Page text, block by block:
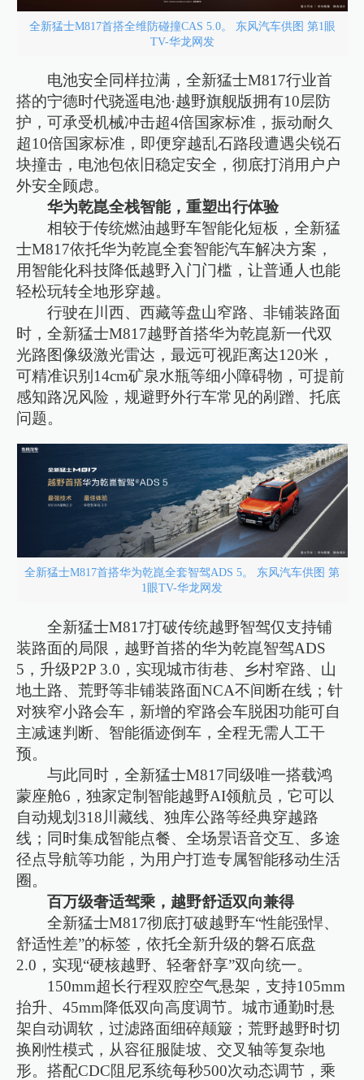
全新猛士M817首搭全维防碰撞CAS 5.0。 东风汽车供图 第1眼
TV-华龙网发
电池安全同样拉满，全新猛士M817行业首
搭的宁德时代骁遥电池·越野旗舰版拥有10层防
护，可承受机械冲击超4倍国家标准，振动耐久
超10倍国家标准，即便穿越乱石路段遭遇尖锐石
块撞击，电池包依旧稳定安全，彻底打消用户户
外安全顾虑。
华为乾崑全栈智能，重塑出行体验
相较于传统燃油越野车智能化短板，全新猛
士M817依托华为乾崑全套智能汽车解决方案，
用智能化科技降低越野入门门槛，让普通人也能
轻松玩转全地形穿越。
行驶在川西、西藏等盘山窄路、非铺装路面
时，全新猛士M817越野首搭华为乾崑新一代双
光路图像级激光雷达，最远可视距离达120米，
可精准识别14cm矿泉水瓶等细小障碍物，可提前
感知路况风险，规避野外行车常见的剐蹭、托底
问题。
全新猛士M817首搭华为乾崑全套智驾ADS 5。 东风汽车供图 第
1眼TV-华龙网发
全新猛士M817打破传统越野智驾仅支持铺
装路面的局限，越野首搭的华为乾崑智驾ADS
5，升级P2P 3.0，实现城市街巷、乡村窄路、山
地土路、荒野等非铺装路面NCA不间断在线；针
对狭窄小路会车，新增的窄路会车脱困功能可自
主减速判断、智能循迹倒车，全程无需人工干
预。
与此同时，全新猛士M817同级唯一搭载鸿
蒙座舱6，独家定制智能越野AI领航员，它可以
自动规划318川藏线、独库公路等经典穿越路
线；同时集成智能点餐、全场景语音交互、多途
径点导航等功能，为用户打造专属智能移动生活
圈。
百万级奢适驾乘，越野舒适双向兼得
全新猛士M817彻底打破越野车“性能强悍、
舒适性差”的标签，依托全新升级的磐石底盘
2.0，实现“硬核越野、轻奢舒享”双向统一。
150mm超长行程双腔空气悬架，支持105mm
抬升、45mm降低双向高度调节。城市通勤时悬
架自动调软，过滤路面细碎颠簸；荒野越野时切
换刚性模式，从容征服陡坡、交叉轴等复杂地
形。搭配CDC阻尼系统每秒500次动态调节，乘